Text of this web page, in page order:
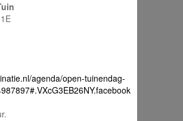
agenda/open-tuinendag-